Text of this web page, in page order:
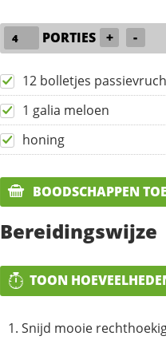
PORTIES + -
12 bolletjes
1 galia meloen
honing
BOODSCHAPPEN
Bereidingswijze
TOON
Snijd mooie